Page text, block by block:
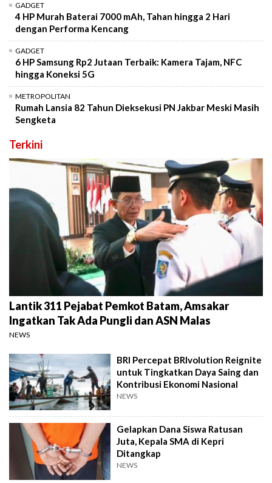
GADGET
4 HP Murah Baterai 7000 mAh, Tahan hingga 2 Hari
dengan Performa Kencang
GADGET
6 HP Samsung Rp2 Jutaan Terbaik: Kamera Tajam, NFC
hingga Koneksi 5G
METROPOLITAN
Rumah Lansia 82 Tahun Dieksekusi PN Jakbar Meski Masih
Sengketa
Terkini
Lantik 311 Pejabat Pemkot Batam, Amsakar
Ingatkan Tak Ada Pungli dan ASN Malas
NEWS
BRI Percepat BRIvolution Reignite
untuk Tingkatkan Daya Saing dan
Kontribusi Ekonomi Nasional
NEWS
Gelapkan Dana Siswa Ratusan
Juta, Kepala SMA di Kepri
Ditangkap
NEWS